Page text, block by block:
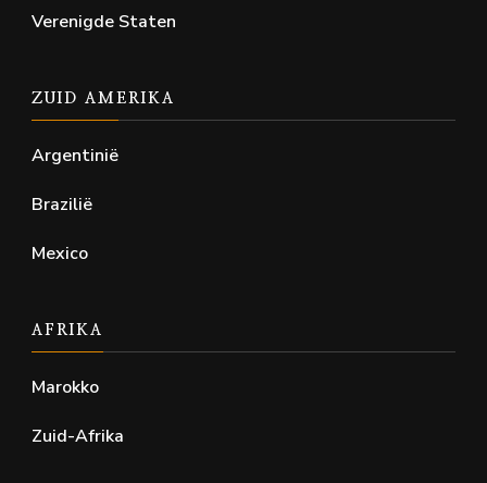
Verenigde Staten
ZUID AMERIKA
Argentinië
Brazilië
Mexico
AFRIKA
Marokko
Zuid-Afrika